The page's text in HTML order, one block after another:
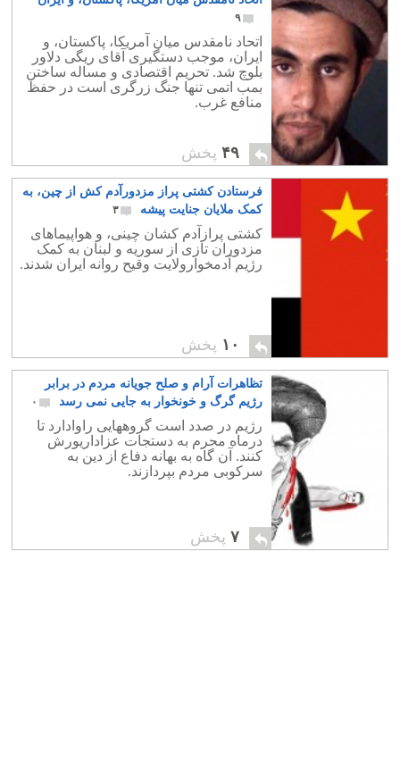
۹
اتحاد نامقدس میان آمریکا، پاکستان، و
ایران، موجب دستگیری آقای ریگی دلاور
بلوچ شد. تحریم اقتصادی و مساله ساختن
بمب اتمی تنها جنگ زرگری است در حفظ
منافع غرب.
۴۹ پخش
فرستادن کشتی پراز مزدورآدم کش از چین، به
کمک ملایان جنایت پیشه
۳
کشتی پرازآدم کشان چینی، و هواپیماهای
مزدوران تازی از سوریه و لبنان به کمک
رژیم آدمخوارولایت وقیح روانه ایران شدند.
۱۰ پخش
تظاهرات آرام و صلح جویانه مردم در برابر
رژیم گرگ و خونخوار به جایی نمی رسد
۰
رژیم در صدد است گروههایی راوادارد تا
درماه محرم به دستجات عزاداریورش
کنند. آن گاه به بهانه دفاع از دین به
سرکوبی مردم بپردازند.
۷ پخش